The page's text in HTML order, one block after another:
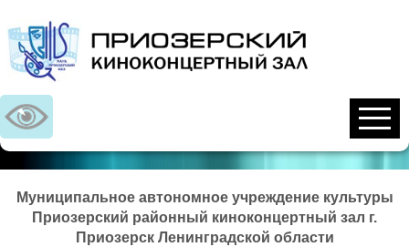
Муниципальное автономное учреждение культуры
Приозерский районный киноконцертный зал г.
Приозерск Ленинградской области
Предыдущий
Предыдущий
Следующий
Следующий